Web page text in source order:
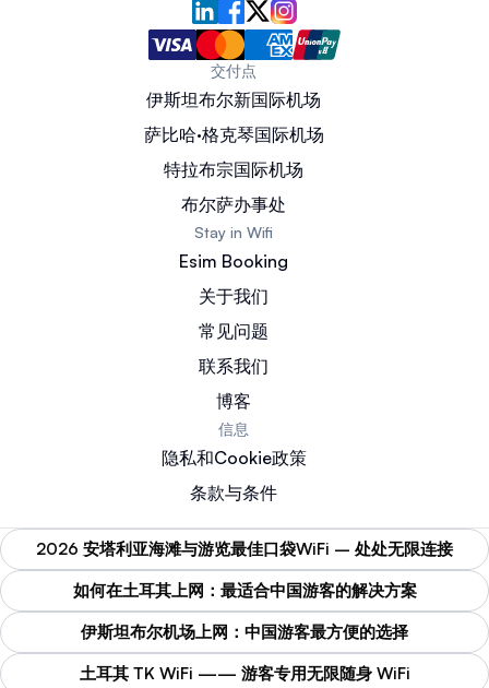
交付点
伊斯坦布尔新国际机场
萨比哈·格克琴国际机场
特拉布宗国际机场
布尔萨办事处
Stay in Wifi
Esim Booking
关于我们
常见问题
联系我们
博客
信息
隐私和Cookie政策
条款与条件
2026 安塔利亚海滩与游览最佳口袋WiFi – 处处无限连接
如何在土耳其上网：最适合中国游客的解决方案
伊斯坦布尔机场上网：中国游客最方便的选择
土耳其 TK WiFi —— 游客专用无限随身 WiFi